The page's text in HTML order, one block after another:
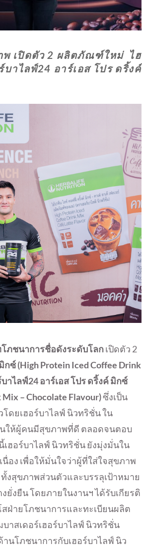
พ เปิดตัว 2 ผลิตภัณฑ์ใหม่ ไฮ
าไลฟ์24 อาร์เอส โปร ดริ้งค์
ภชนาการชื่อดังระดับโลกเปิดตัว 2
กซ์ (High Protein Iced Coffee Drink
บาไลฟ์24 อาร์เอส โปร ดริ้งค์ มิกซ์
Mix –Chocolate Flavour)ซึ่งเป็น
ยเฮอร์บาไลฟ์ นิวทริชั่น ใน
ให้ผู้คนมีสุขภาพที่ดี ตลอดจนตอบ
ฮอร์บาไลฟ์ นิวทริชั่น ยังมุ่งมั่นใน
ง เพื่อให้มั่นใจว่าผู้ที่ใส่ใจสุขภาพ
สุขภาพส่วนตัวและบรรลุเป้าหมาย
งยืน โดยภายในงานฯ ได้รับเกียรติ
ฝ่ายโภชนาการและทะเบียนผลิต
สเดอร์เฮอร์บาไลฟ์ นิวทริชั่น
นโภชนาการกับเฮอร์บาไลฟ์ นิว